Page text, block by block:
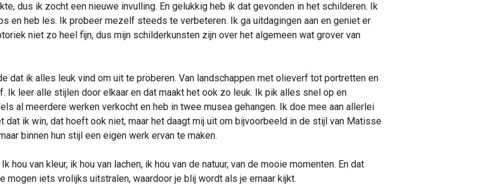
dus ik zocht een nieuwe invulling. En gelukkig heb ik dat gevonden in het schilderen. Ik
en heb les. Ik probeer mezelf steeds te verbeteren. Ik ga uitdagingen aan en geniet er
niet zo heel fijn, dus mijn schilderkunsten zijn over het algemeen wat grover van
dat ik alles leuk vind om uit te proberen. Van landschappen met olieverf tot portretten en
Ik leer alle stijlen door elkaar en dat maakt het ook zo leuk. Ik pik alles snel op en
al meerdere werken verkocht en heb in twee musea gehangen. Ik doe mee aan allerlei
ik win, dat hoeft ook niet, maar het daagt mij uit om bijvoorbeeld in de stijl van Matisse
binnen hun stijl een eigen werk ervan te maken.
van kleur, ik hou van lachen, ik hou van de natuur, van de mooie momenten. En dat
mogen iets vrolijks uitstralen, waardoor je blij wordt als je ernaar kijkt.